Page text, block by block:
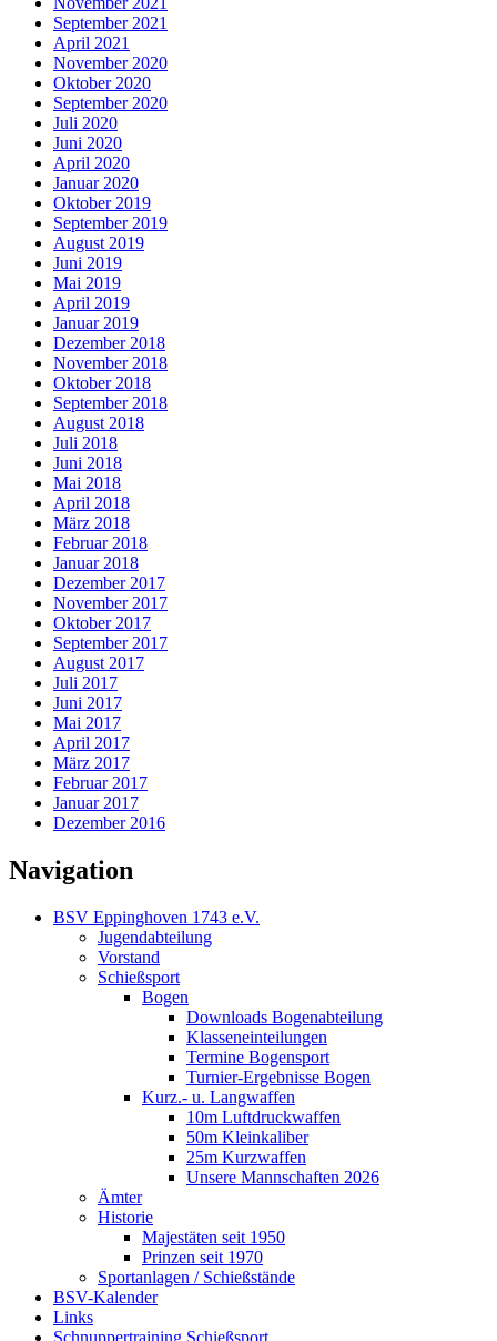
September 2021
April 2021
November 2020
Oktober 2020
September 2020
Juli 2020
Juni 2020
April 2020
Januar 2020
Oktober 2019
September 2019
August 2019
Juni 2019
Mai 2019
April 2019
Januar 2019
Dezember 2018
November 2018
Oktober 2018
September 2018
August 2018
Juli 2018
Juni 2018
Mai 2018
April 2018
März 2018
Februar 2018
Januar 2018
Dezember 2017
November 2017
Oktober 2017
September 2017
August 2017
Juli 2017
Juni 2017
Mai 2017
April 2017
März 2017
Februar 2017
Januar 2017
Dezember 2016
Navigation
BSV Eppinghoven 1743 e.V.
Jugendabteilung
Vorstand
Schießsport
Bogen
Downloads Bogenabteilung
Klasseneinteilungen
Termine Bogensport
Turnier-Ergebnisse Bogen
Kurz.- u. Langwaffen
10m Luftdruckwaffen
50m Kleinkaliber
25m Kurzwaffen
Unsere Mannschaften 2026
Ämter
Historie
Majestäten seit 1950
Prinzen seit 1970
Sportanlagen / Schießstände
BSV-Kalender
Links